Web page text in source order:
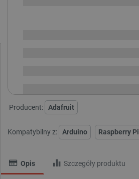
Producent: Adafruit
Kompatybilny z: Arduino Raspberry Pi
Opis Szczegóły produktu